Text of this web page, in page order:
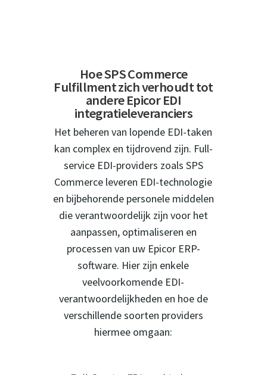
Hoe SPS Commerce
Fulfillment zich verhoudt tot
andere Epicor EDI
integratieleveranciers
Het beheren van lopende EDI-taken
kan complex en tijdrovend zijn. Full-
service EDI-providers zoals SPS
Commerce leveren EDI-technologie
en bijbehorende personele middelen
die verantwoordelijk zijn voor het
aanpassen, optimaliseren en
processen van uw Epicor ERP-
software. Hier zijn enkele
veelvoorkomende EDI-
verantwoordelijkheden en hoe de
verschillende soorten providers
hiermee omgaan: